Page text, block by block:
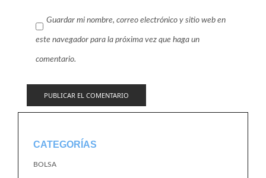
Guardar mi nombre, correo electrónico y sitio web en
este navegador para la próxima vez que haga un
comentario.
CATEGORÍAS
BOLSA